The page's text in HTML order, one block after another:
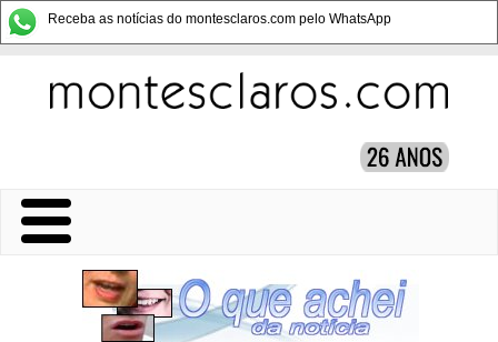
Receba as notícias do montesclaros.com pelo WhatsApp